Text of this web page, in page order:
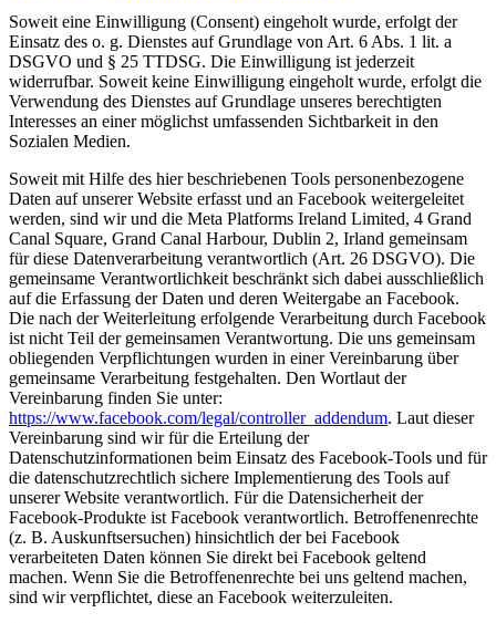
Soweit eine Einwilligung (Consent) eingeholt wurde, erfolgt der
Einsatz des o. g. Dienstes auf Grundlage von Art. 6 Abs. 1 lit. a
DSGVO und § 25 TTDSG. Die Einwilligung ist jederzeit
widerrufbar. Soweit keine Einwilligung eingeholt wurde, erfolgt die
Verwendung des Dienstes auf Grundlage unseres berechtigten
Interesses an einer möglichst umfassenden Sichtbarkeit in den
Sozialen Medien.
Soweit mit Hilfe des hier beschriebenen Tools personenbezogene
Daten auf unserer Website erfasst und an Facebook weitergeleitet
werden, sind wir und die Meta Platforms Ireland Limited, 4 Grand
Canal Square, Grand Canal Harbour, Dublin 2, Irland gemeinsam
für diese Datenverarbeitung verantwortlich (Art. 26 DSGVO). Die
gemeinsame Verantwortlichkeit beschränkt sich dabei ausschließlich
auf die Erfassung der Daten und deren Weitergabe an Facebook.
Die nach der Weiterleitung erfolgende Verarbeitung durch Facebook
ist nicht Teil der gemeinsamen Verantwortung. Die uns gemeinsam
obliegenden Verpflichtungen wurden in einer Vereinbarung über
gemeinsame Verarbeitung festgehalten. Den Wortlaut der
Vereinbarung finden Sie unter:
https://www.facebook.com/legal/controller_addendum. Laut dieser
Vereinbarung sind wir für die Erteilung der
Datenschutzinformationen beim Einsatz des Facebook-Tools und für
die datenschutzrechtlich sichere Implementierung des Tools auf
unserer Website verantwortlich. Für die Datensicherheit der
Facebook-Produkte ist Facebook verantwortlich. Betroffenenrechte
(z. B. Auskunftsersuchen) hinsichtlich der bei Facebook
verarbeiteten Daten können Sie direkt bei Facebook geltend
machen. Wenn Sie die Betroffenenrechte bei uns geltend machen,
sind wir verpflichtet, diese an Facebook weiterzuleiten.